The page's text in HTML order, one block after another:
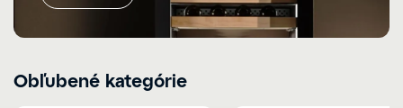
Obľubené kategórie